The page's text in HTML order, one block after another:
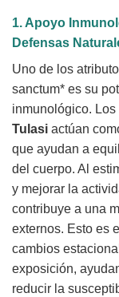
1. Apoyo
Defensas
Uno de los
sanctum* es su
inmunológico.
Tulasi actúan
que ayudan a
del cuerpo. Al
y mejorar la
contribuye a una
externos. Esto es
cambios
exposición,
reducir la